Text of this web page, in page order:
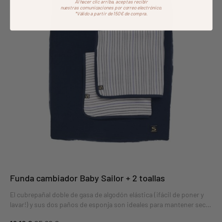
Funda cambiador Baby Sailor + 2 toallas
El cubrepañal doble de gasa de algodón elástica (¡fácil de poner y
lavar!) y sus dos paños de esponja son ideales para mantener seco
Al hacer clic arriba, aceptas recibir
nuestras comunicaciones por correo electrónico.
*Válido a partir de 150€ de compra.